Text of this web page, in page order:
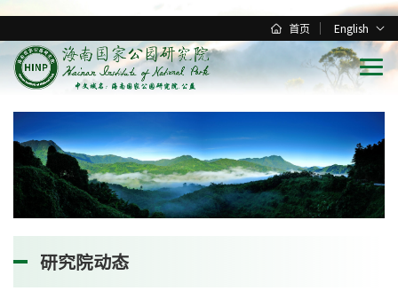
首页 English
研究院动态